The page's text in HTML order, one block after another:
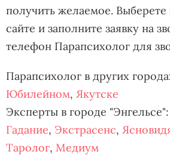
получить желаемое. Выберете
сайте и заполните заявку на
телефон Парапсихолог для
Парапсихолог в других
Юбилейном, Якутске
Эксперты в городе "Энгельсе":
Гадание, Экстрасенс,
Таролог, Медиум